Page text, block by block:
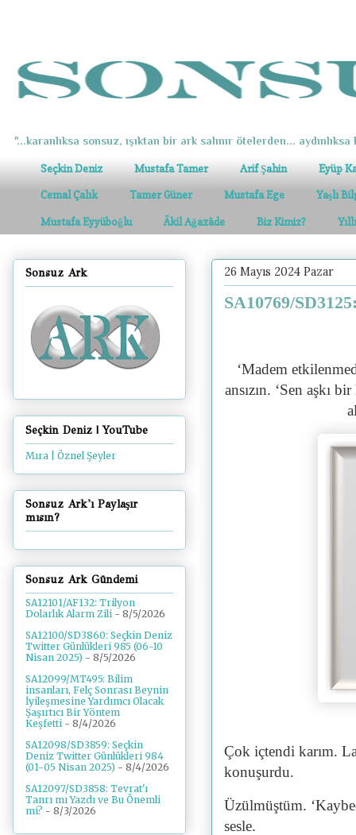
"...karanlıksa sonsuz, ışıktan bir ark salınır ötelerden... aydınlıksa
Seçkin Deniz Mustafa Tamer Arif Şahin Eyüp
Cemal Çalık Tamer Güner Mustafa Ege Yaşlı
Mustafa Eyyüboğlu Âkil Ağazâde Biz Kimiz?
26 Mayıs 2024 Pazar
SA10769/
‘Madem
ansızın. ‘Sen aşkı
Çok içtendi karım.
konuşurdu.
Üzülmüştüm.
sesle.
Sonsuz Ark
Seçkin Deniz | YouTube
Mıra | Öznel Şeyler
Sonsuz Ark'ı Paylaşır
mısın?
Sonsuz Ark Gündemi
SA12101/AF132: Trilyon
Dolarlık Alarm Zili - 8/5/2026
SA12100/SD3860: Seçkin Deniz
Twitter Günlükleri 985 (06-10
Nisan 2025) - 8/5/2026
SA12099/MT495: Bilim
insanları, Felç Sonrası Beynin
İyileşmesine Yardımcı Olacak
Şaşırtıcı Bir Yöntem
Keşfetti - 8/4/2026
SA12098/SD3859: Seçkin
Deniz Twitter Günlükleri 984
(01-05 Nisan 2025) - 8/4/2026
SA12097/SD3858: Tevrat'ı
Tanrı mı Yazdı ve Bu Önemli
mi? - 8/3/2026